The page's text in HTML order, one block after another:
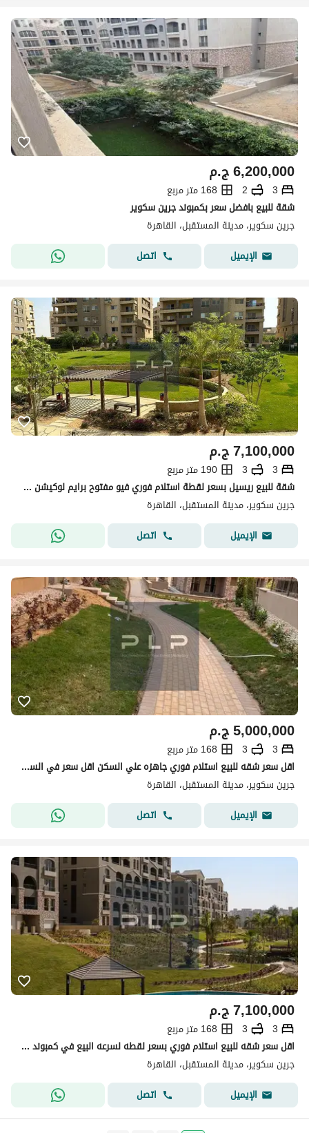
ج.م6,200,000
3
2
168 متر مربع
شقة للبيع بافضل سعر بكمبوند جرين سكوير
جرين سكوير، مدينة المستقبل، القاهرة
الإيميل
اتصل
ج.م7,100,000
3
3
190 متر مربع
شقة للبيع ريسيل بسعر لقطة استلام فوري فيو مفتوح برايم لوكيشن في كمبوند جرين سكوير - الاهلي صبور
جرين سكوير، مدينة المستقبل، القاهرة
الإيميل
اتصل
ج.م5,000,000
3
3
168 متر مربع
اقل سعر شقه للبيع استلام فوري جاهزه علي السكن اقل سعر في السوق في كمبوند جرين سكوير الاهلي صبور
جرين سكوير، مدينة المستقبل، القاهرة
الإيميل
اتصل
ج.م7,100,000
3
3
168 متر مربع
اقل سعر شقه للبيع استلام فوري بسعر لقطه لسرعه البيع في كمبوند جرين سكوير الاهلي صبور - المستقبل سيتي
جرين سكوير، مدينة المستقبل، القاهرة
الإيميل
اتصل